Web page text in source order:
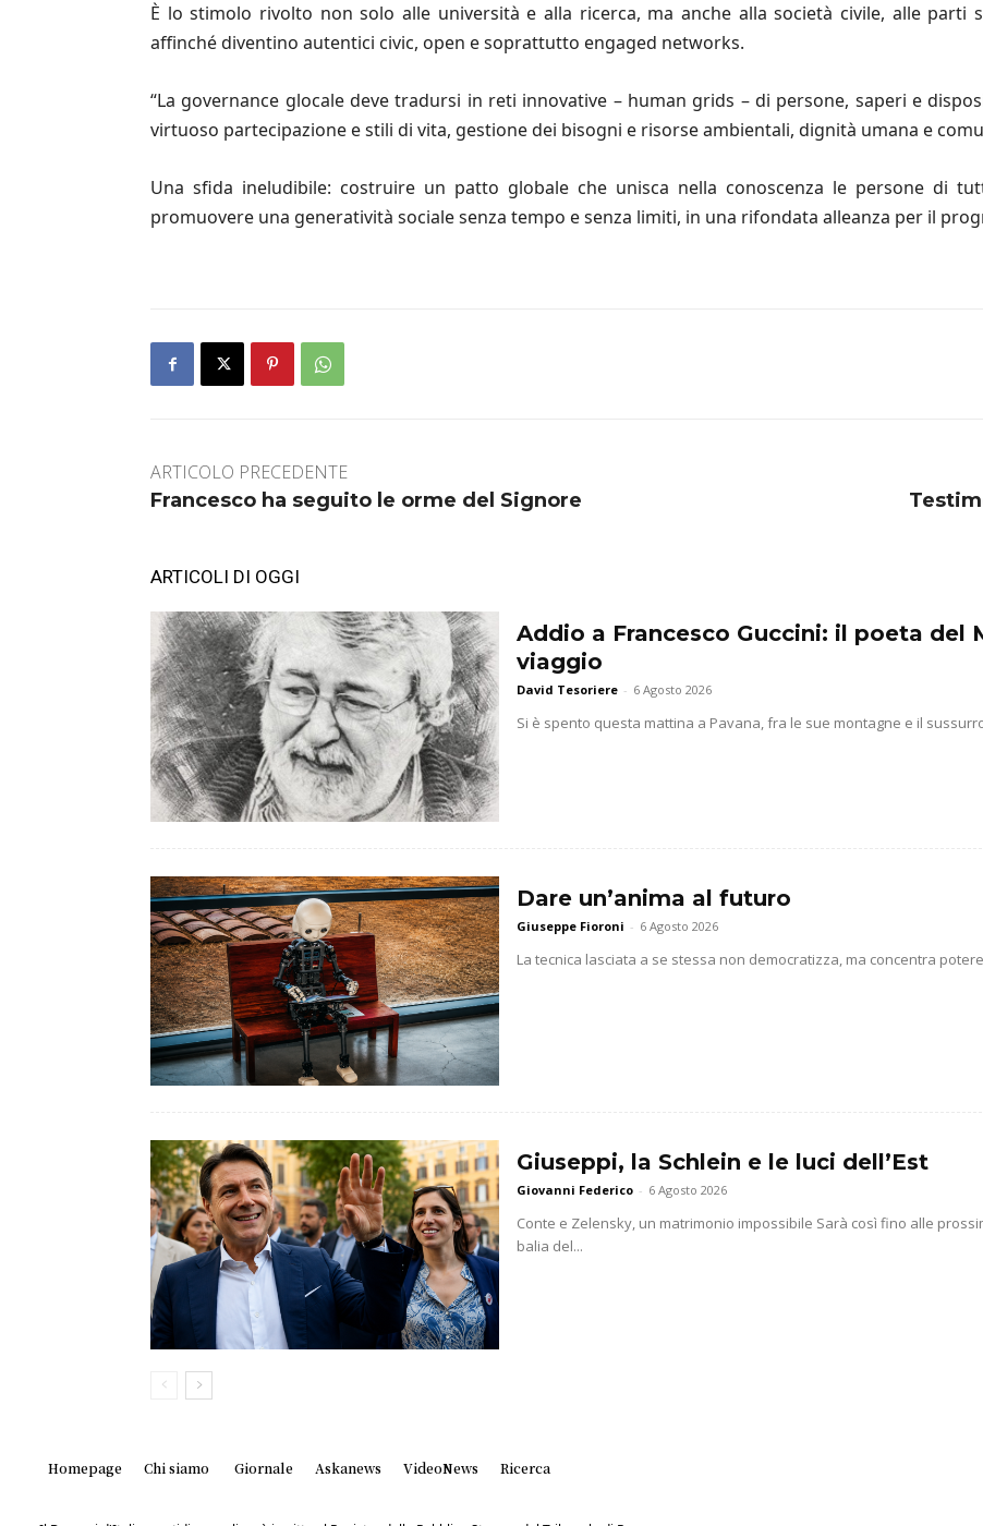
È lo stimolo rivolto non solo alle università e alla ricerca, ma anche alla società civile, alle parti
affinché diventino autentici civic, open e soprattutto engaged networks.
“La governance glocale deve tradursi in reti innovative – human grids – di persone, saperi e
virtuoso partecipazione e stili di vita, gestione dei bisogni e risorse ambientali, dignità umana e
Una sfida ineludibile: costruire un patto globale che unisca nella conoscenza le persone di
promuovere una generatività sociale senza tempo e senza limiti, in una rifondata alleanza per il
ARTICOLO PRECEDENTE
Francesco ha seguito le orme del Signore
ARTICOLI DI OGGI
Addio a Francesco Guccini: il poeta del
viaggio
David Tesoriere - 6 Agosto 2026
Si è spento questa mattina a Pavana, fra le sue montagne e il
Dare un’anima al futuro
Giuseppe Fioroni - 6 Agosto 2026
La tecnica lasciata a se stessa non democratizza, ma concentra
Giuseppi, la Schlein e le luci dell’Est
Giovanni Federico - 6 Agosto 2026
Conte e Zelensky, un matrimonio impossibile Sarà così fino alle
balia del...
Homepage Chi siamo Giornale Askanews VideoNews Ricerca